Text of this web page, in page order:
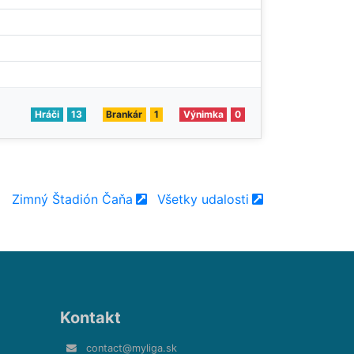
Hráči 13 Brankár 1 Výnimka 0
Zimný Štadión Čaňa Všetky udalosti
Kontakt
contact@myliga.sk